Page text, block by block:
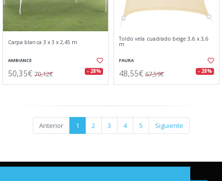
Carpa blanca 3 x 3 x 2,45 m
AMBIANCE
50,35€ 70,12€ - 28%
Toldo vela cuadrado beige 3,6 x 3,6
m
FAURA
48,55€ 67,59€ - 28%
Anterior 1 2 3 4 5 Siguiente